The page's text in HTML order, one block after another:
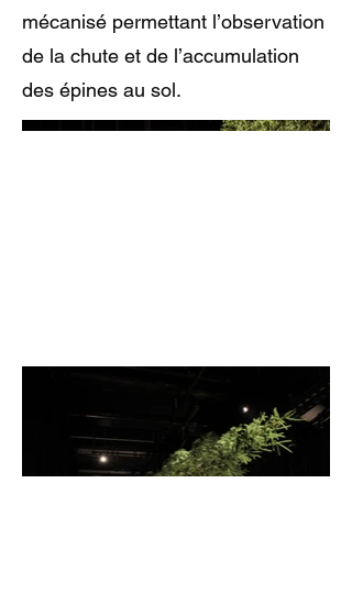
mécanisé permettant l’observation
de la chute et de l’accumulation
des épines au sol.